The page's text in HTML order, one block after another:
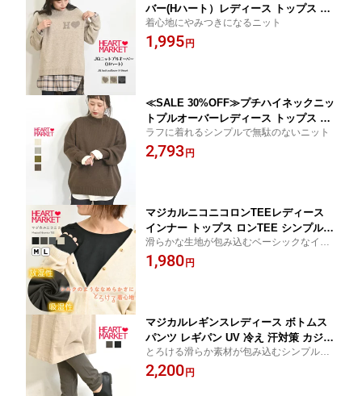
バー(Hハート）レディース トップス 秋
冬 ナチュラル FREE フリー 可愛い ニ
ット プルオーバー ワンポイント ハート
着心地にやみつきになるニット
1,995 円
≪SALE 30%OFF≫プチハイネックニッ
トプルオーバーレディース トップス ニ
ット プルオーバー 長袖 ホワイト グレ
ージュ ブラウン グリーン ナイロン ア
ラフに着れるシンプルで無駄のないニット
2,793 円
マジカルニコニコロンTEEレディース
インナー トップス ロンTEE シンプル
ナチュラル チャコール ブラック インク
ブルー インナー特集 ニコロン特集 /st s
滑らかな生地が包み込むベーシックなイン
ナー
1,980 円
マジカルレギンスレディース ボトムス
パンツ レギパン UV 冷え 汗対策 カジュ
アル 楽ちん M L ブラック チャコール
冬 秋 春 /bt/hb ss2603
とろける滑らか素材が包み込むシンプルで
履き心地抜群なレギンス。
2,200 円